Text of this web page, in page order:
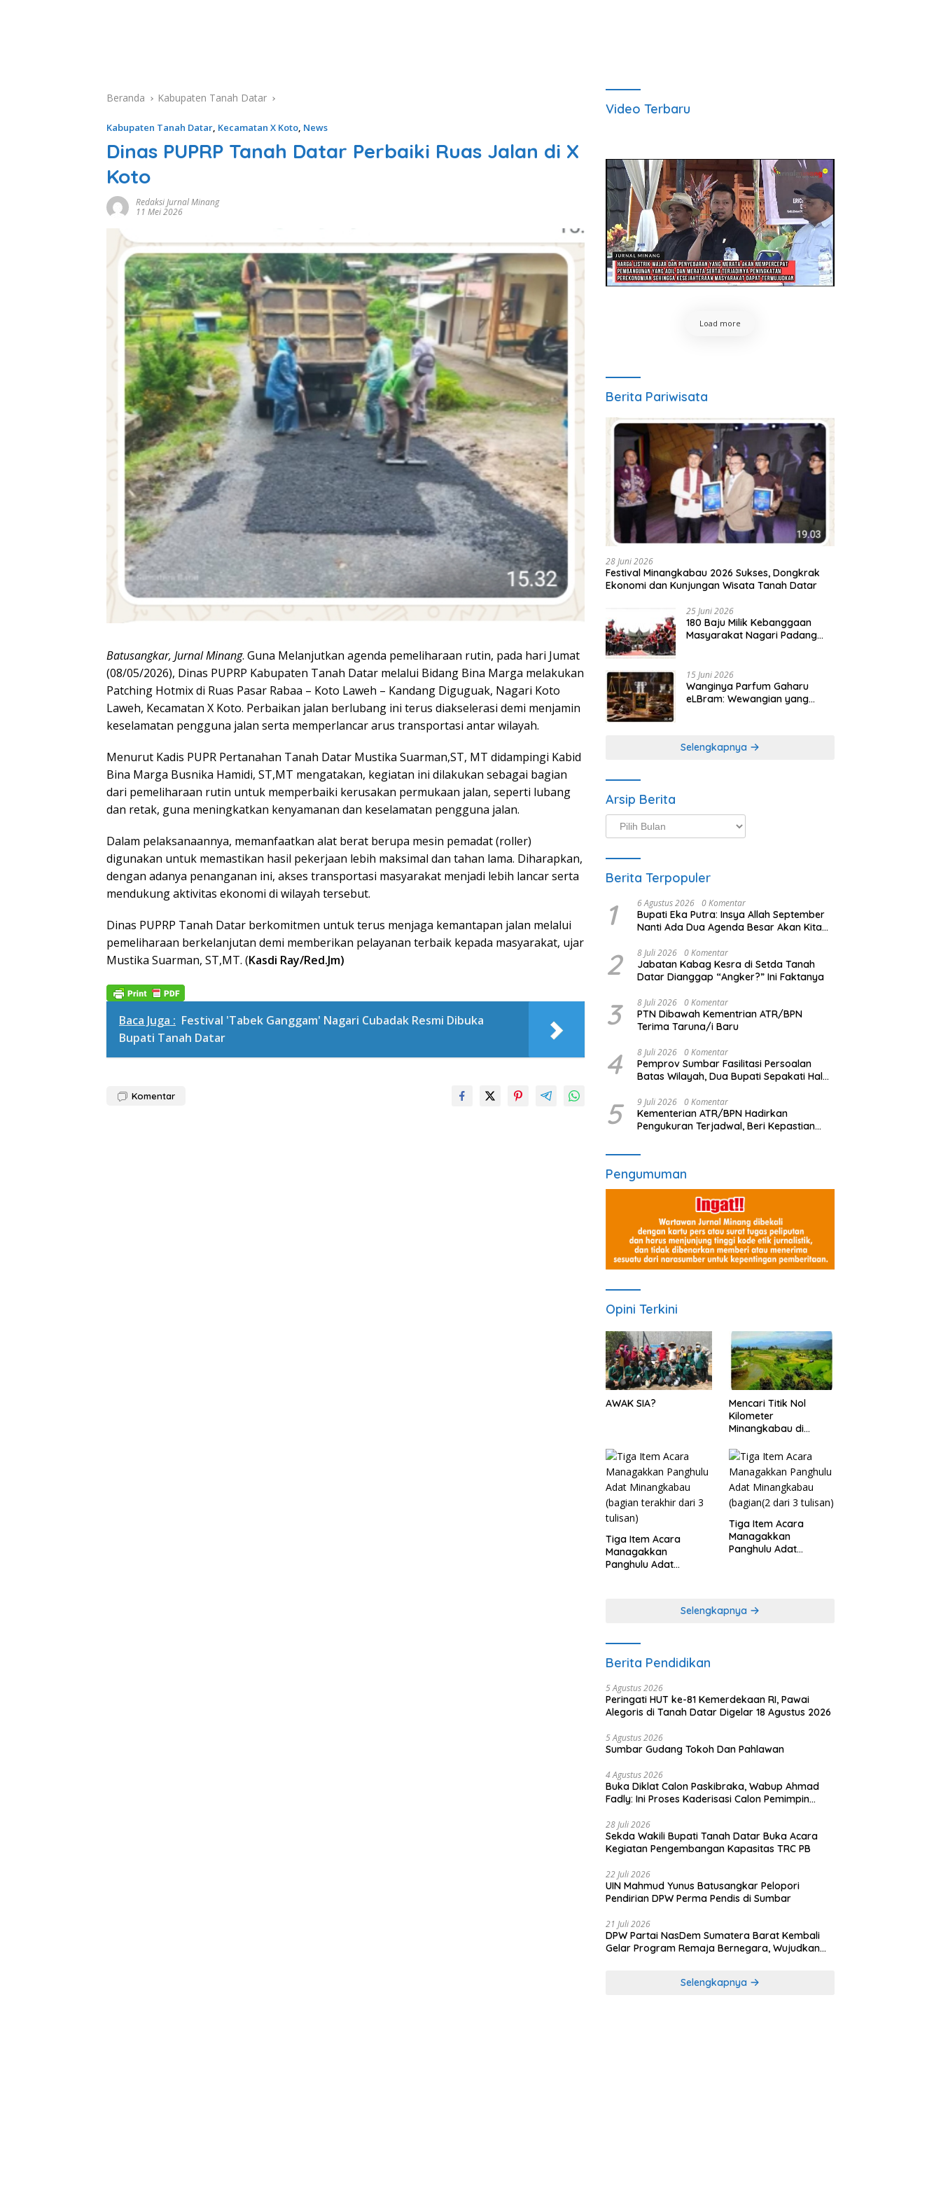
Beranda Kabupaten Tanah Datar
Kabupaten Tanah Datar, Kecamatan X Koto, News
Dinas PUPRP Tanah Datar Perbaiki Ruas Jalan di X
Koto
Redaksi Jurnal Minang
11 Mei 2026
Batusangkar, Jurnal Minang. Guna Melanjutkan agenda pemeliharaan rutin, pada hari Jumat
(08/05/2026), Dinas PUPRP Kabupaten Tanah Datar melalui Bidang Bina Marga melakukan
Patching Hotmix di Ruas Pasar Rabaa – Koto Laweh – Kandang Diguguak, Nagari Koto
Laweh, Kecamatan X Koto. Perbaikan jalan berlubang ini terus diakselerasi demi menjamin
keselamatan pengguna jalan serta memperlancar arus transportasi antar wilayah.
Menurut Kadis PUPR Pertanahan Tanah Datar Mustika Suarman,ST, MT didampingi Kabid
Bina Marga Busnika Hamidi, ST,MT mengatakan, kegiatan ini dilakukan sebagai bagian
dari pemeliharaan rutin untuk memperbaiki kerusakan permukaan jalan, seperti lubang
dan retak, guna meningkatkan kenyamanan dan keselamatan pengguna jalan.
Dalam pelaksanaannya, memanfaatkan alat berat berupa mesin pemadat (roller)
digunakan untuk memastikan hasil pekerjaan lebih maksimal dan tahan lama. Diharapkan,
dengan adanya penanganan ini, akses transportasi masyarakat menjadi lebih lancar serta
mendukung aktivitas ekonomi di wilayah tersebut.
Dinas PUPRP Tanah Datar berkomitmen untuk terus menjaga kemantapan jalan melalui
pemeliharaan berkelanjutan demi memberikan pelayanan terbaik kepada masyarakat, ujar
Mustika Suarman, ST,MT. (Kasdi Ray/Red.Jm)
Baca Juga : Festival 'Tabek Ganggam' Nagari Cubadak Resmi Dibuka
Bupati Tanah Datar
Komentar
Video Terbaru
Load more
Berita Pariwisata
28 Juni 2026
Festival Minangkabau 2026 Sukses, Dongkrak
Ekonomi dan Kunjungan Wisata Tanah Datar
25 Juni 2026
180 Baju Milik Kebanggaan
Masyarakat Nagari Padang
Minangkabau
15 Juni 2026
Wanginya Parfum Gaharu
eLBram: Wewangian yang
Selengkapnya
Arsip Berita
Arsip
Berita
Berita Terpopuler
1 6 Agustus 2026 0 Komentar
Bupati Eka Putra: Insya Allah September
Nanti Ada Dua Agenda Besar Akan Kita
2 8 Juli 2026 0 Komentar
Jabatan Kabag Kesra di Setda Tanah
Datar Dianggap “Angker?” Ini Faktanya
3 8 Juli 2026 0 Komentar
PTN Dibawah Kementrian ATR/BPN
Terima Taruna/i Baru
4 8 Juli 2026 0 Komentar
Pemprov Sumbar Fasilitasi Persoalan
Batas Wilayah, Dua Bupati Sepakati Hal
5 9 Juli 2026 0 Komentar
Kementerian ATR/BPN Hadirkan
Pengukuran Terjadwal, Beri Kepastian
Pengumuman
Opini Terkini
AWAK SIA?
Mencari Titik Nol
Kilometer
Minangkabau di
Dimanakah Lokasi
nya?
Tiga Item Acara
Managakkan
Panghulu Adat
Tiga Item Acara
Managakkan
Panghulu Adat
Selengkapnya
Berita Pendidikan
5 Agustus 2026
Peringati HUT ke-81 Kemerdekaan RI, Pawai
Alegoris di Tanah Datar Digelar 18 Agustus 2026
5 Agustus 2026
Sumbar Gudang Tokoh Dan Pahlawan
4 Agustus 2026
Buka Diklat Calon Paskibraka, Wabup Ahmad
Fadly: Ini Proses Kaderisasi Calon Pemimpin
28 Juli 2026
Sekda Wakili Bupati Tanah Datar Buka Acara
Kegiatan Pengembangan Kapasitas TRC PB
22 Juli 2026
UIN Mahmud Yunus Batusangkar Pelopori
Pendirian DPW Perma Pendis di Sumbar
21 Juli 2026
DPW Partai NasDem Sumatera Barat Kembali
Gelar Program Remaja Bernegara, Wujudkan
Selengkapnya